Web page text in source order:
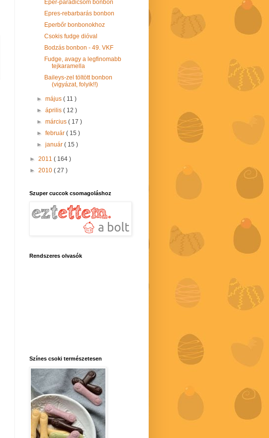
Eper-paradicsom bonbon
Epres-rebarbarás bonbon
Eperbőr bonbonokhoz
Csokis fudge dióval
Bodzás bonbon - 49. VKF
Fudge, avagy a legfinomabb
tejkaramella
Baileys-zel töltött bonbon
(vigyázat, folyik!!)
►május( 11 )
►április( 12 )
►március( 17 )
►február( 15 )
►január( 15 )
► 2011 ( 164 )
► 2010 ( 27 )
Szuper cuccok csomagoláshoz
Rendszeres olvasók
Színes csoki természetesen